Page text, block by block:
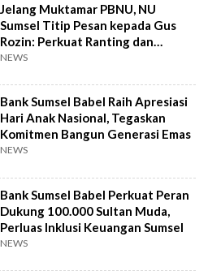
Jelang Muktamar PBNU, NU
Sumsel Titip Pesan kepada Gus
Rozin: Perkuat Ranting dan
Pesantren
NEWS
Bank Sumsel Babel Raih Apresiasi
Hari Anak Nasional, Tegaskan
Komitmen Bangun Generasi Emas
NEWS
Bank Sumsel Babel Perkuat Peran
Dukung 100.000 Sultan Muda,
Perluas Inklusi Keuangan Sumsel
NEWS